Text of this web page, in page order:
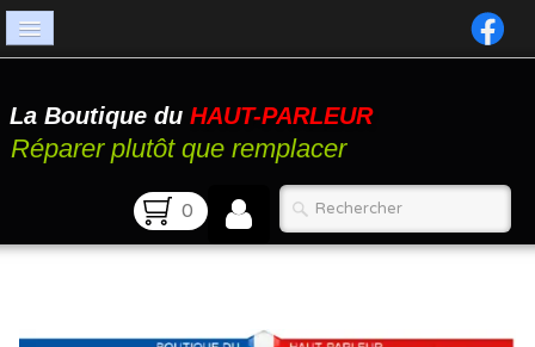
Catalogue
Atelier
La Boutique du HAUT-PARLEUR
Réparer plutôt que remplacer
0